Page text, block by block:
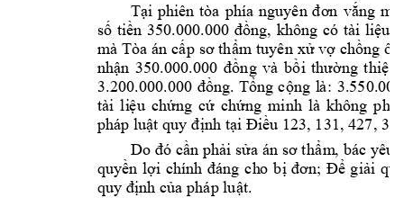
Tại phiên tòa phía nguyên đơn vắng m
số tiền 350.000.000 đồng, không có tài liệu
mà Tòa án cấp sơ thẩm tuyên xử vợ chồng
nhận 350.000.000 đồng và bồi thường thiệt
3.200.000.000 đồng. Tổng cộng là:
tài liệu chứng cứ chứng minh là không phù
pháp luật quy định tại Điều 123, 131, 427,
Do đó cần phải sửa án sơ thẩm, bác yêu
quyền lợi chính đáng cho bị đơn; Để giải
quy định của pháp luật.